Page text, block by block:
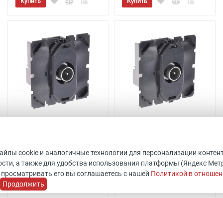
Код товара: 511796
Legrand
Уточнить наличие
Код товара: 511801
ШхВхГ: 45x45x40 мм
Legrand
cookie и аналогичные технологии для персонализации
а также для удобства использования платформы (Яндекс
его вы соглашаетесь с нашей Политикой в
Продолжить